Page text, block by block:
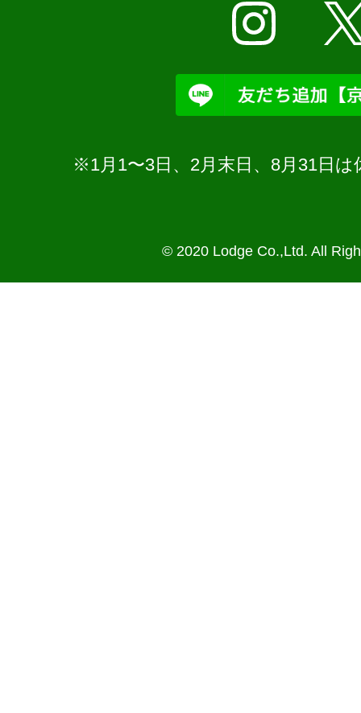
※1月1〜3日、2月末日、8月31日
© 2020 Lodge Co.,Ltd. All